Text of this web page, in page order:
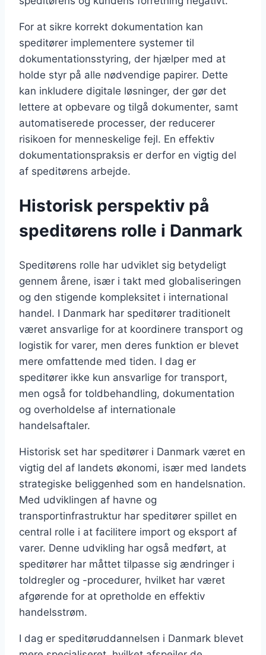
For at sikre korrekt dokumentation kan
speditører implementere systemer til
dokumentationsstyring, der hjælper med at
holde styr på alle nødvendige papirer. Dette
kan inkludere digitale løsninger, der gør det
lettere at opbevare og tilgå dokumenter, samt
automatiserede processer, der reducerer
risikoen for menneskelige fejl. En effektiv
dokumentationspraksis er derfor en vigtig del
af speditørens arbejde.
Historisk perspektiv på
speditørens rolle i Danmark
Speditørens rolle har udviklet sig betydeligt
gennem årene, især i takt med globaliseringen
og den stigende kompleksitet i international
handel. I Danmark har speditører traditionelt
været ansvarlige for at koordinere transport og
logistik for varer, men deres funktion er blevet
mere omfattende med tiden. I dag er
speditører ikke kun ansvarlige for transport,
men også for toldbehandling, dokumentation
og overholdelse af internationale
handelsaftaler.
Historisk set har speditører i Danmark været en
vigtig del af landets økonomi, især med landets
strategiske beliggenhed som en handelsnation.
Med udviklingen af havne og
transportinfrastruktur har speditører spillet en
central rolle i at facilitere import og eksport af
varer. Denne udvikling har også medført, at
speditører har måttet tilpasse sig ændringer i
toldregler og -procedurer, hvilket har været
afgørende for at opretholde en effektiv
handelsstrøm.
I dag er speditøruddannelsen i Danmark blevet